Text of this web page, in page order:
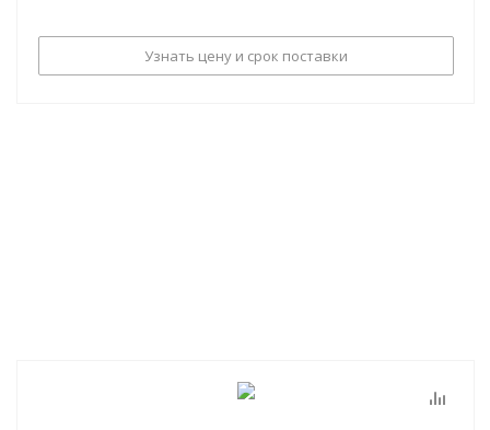
Узнать цену и срок поставки